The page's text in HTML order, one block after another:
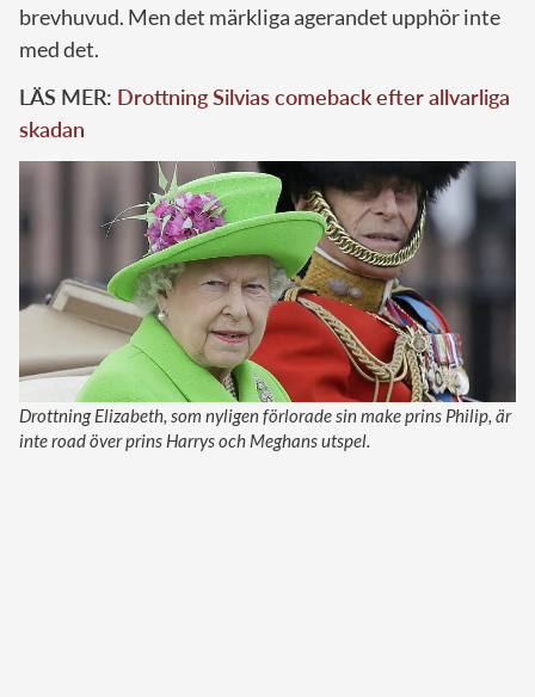
brevhuvud. Men det märkliga agerandet upphör inte
med det.
LÄS MER: Drottning Silvias comeback efter allvarliga
skadan
Drottning Elizabeth, som nyligen förlorade sin make prins Philip, är
inte road över prins Harrys och Meghans utspel.